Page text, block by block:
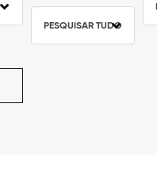
PESQUISAR TUDO